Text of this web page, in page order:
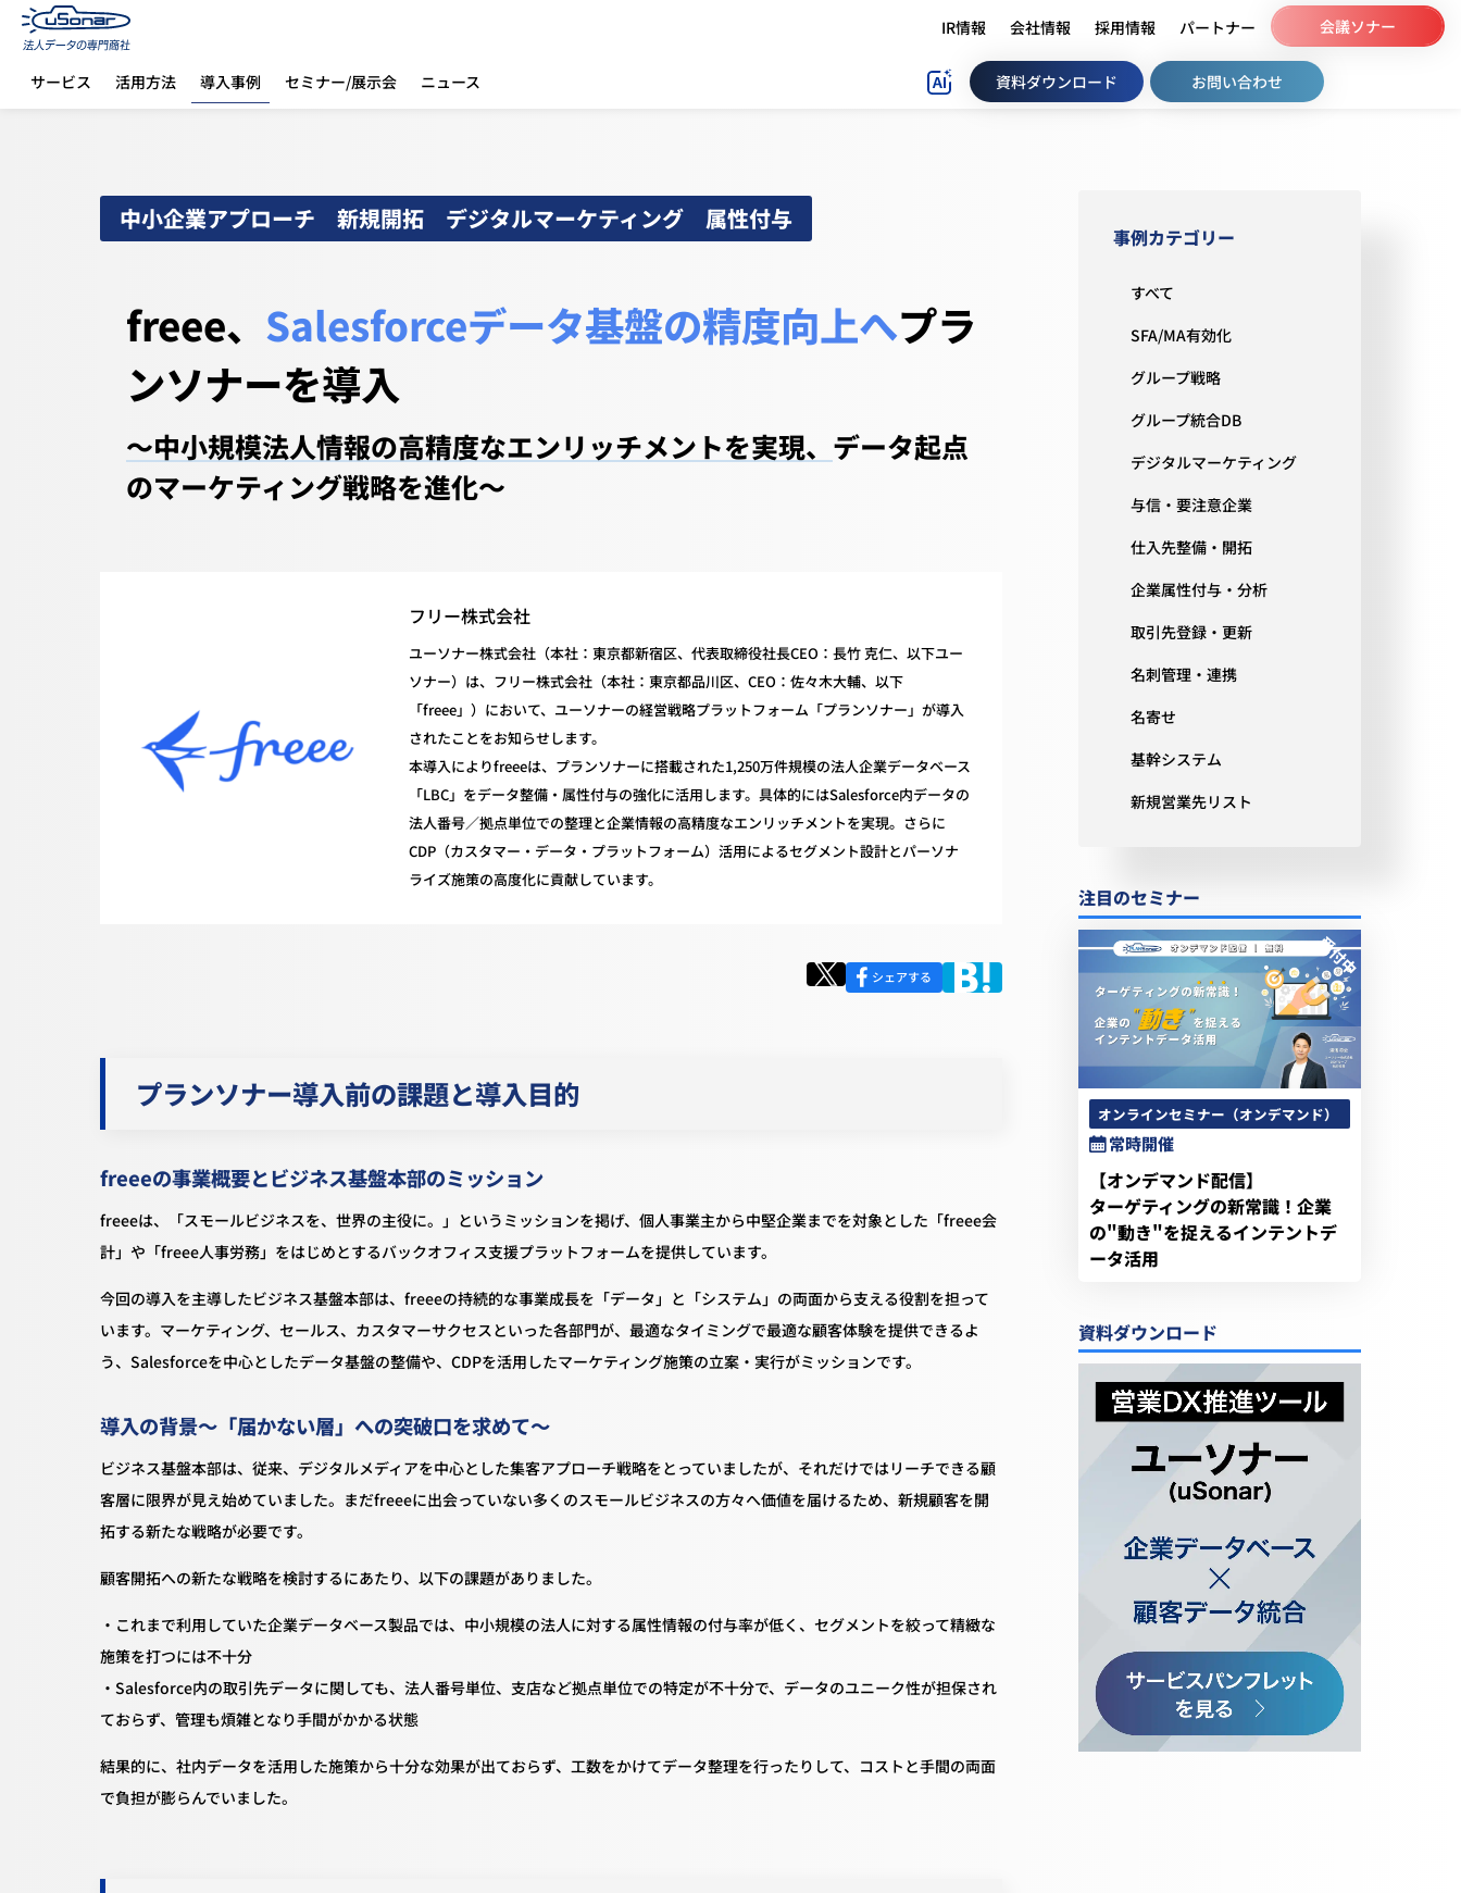
サービス 活用方法 導入事例 セミナー/展示会 ニュース
IR情報 会社情報 採用情報 パートナー 会議ソナー
資料ダウンロード お問い合わせ
フリー株式会社
中小企業アプローチ 新規開拓 デジタルマーケティング 属性付与
freee、 Salesforceデータ基盤の精度向上へプラ
ンソナーを導入
～中小規模法人情報の高精度なエンリッチメントを実現、 データ起点
のマーケティング戦略を進化～
フリー株式会社
ユーソナー株式会社（本社：東京都新宿区、代表取締役社長CEO：長竹 克仁、以下ユー
ソナー）は、フリー株式会社（本社：東京都品川区、CEO：佐々木大輔、以下
「freee」）において、ユーソナーの経営戦略プラットフォーム「プランソナー」が導入
されたことをお知らせします。
本導入によりfreeeは、プランソナーに搭載された1,250万件規模の法人企業データベース
「LBC」をデータ整備・属性付与の強化に活用します。具体的にはSalesforce内データの
法人番号／拠点単位での整理と企業情報の高精度なエンリッチメントを実現。さらに
CDP（カスタマー・データ・プラットフォーム）活用によるセグメント設計とパーソナ
ライズ施策の高度化に貢献しています。
シェアする
プランソナー導入前の課題と導入目的
freeeの事業概要とビジネス基盤本部のミッション
freeeは、「スモールビジネスを、世界の主役に。」というミッションを掲げ、個人事業主から中堅企業までを対象とした「freee会
計」や「freee人事労務」をはじめとするバックオフィス支援プラットフォームを提供しています。
今回の導入を主導したビジネス基盤本部は、freeeの持続的な事業成長を「データ」と「システム」の両面から支える役割を担って
います。マーケティング、セールス、カスタマーサクセスといった各部門が、最適なタイミングで最適な顧客体験を提供できるよ
う、Salesforceを中心としたデータ基盤の整備や、CDPを活用したマーケティング施策の立案・実行がミッションです。
導入の背景～「届かない層」への突破口を求めて～
ビジネス基盤本部は、従来、デジタルメディアを中心とした集客アプローチ戦略をとっていましたが、それだけではリーチできる顧
客層に限界が見え始めていました。まだfreeeに出会っていない多くのスモールビジネスの方々へ価値を届けるため、新規顧客を開
拓する新たな戦略が必要です。
顧客開拓への新たな戦略を検討するにあたり、以下の課題がありました。
・これまで利用していた企業データベース製品では、中小規模の法人に対する属性情報の付与率が低く、セグメントを絞って精緻な
施策を打つには不十分
・Salesforce内の取引先データに関しても、法人番号単位、支店など拠点単位での特定が不十分で、データのユニーク性が担保され
ておらず、管理も煩雑となり手間がかかる状態
結果的に、社内データを活用した施策から十分な効果が出ておらず、工数をかけてデータ整理を行ったりして、コストと手間の両面
で負担が膨らんでいました。
事例カテゴリー
すべて
SFA/MA有効化
グループ戦略
グループ統合DB
デジタルマーケティング
与信・要注意企業
仕入先整備・開拓
企業属性付与・分析
取引先登録・更新
名刺管理・連携
名寄せ
基幹システム
新規営業先リスト
注目のセミナー
オンラインセミナー（オンデマンド）
常時開催
【オンデマンド配信】
ターゲティングの新常識！企業
の"動き"を捉えるインテントデ
ータ活用
資料ダウンロード